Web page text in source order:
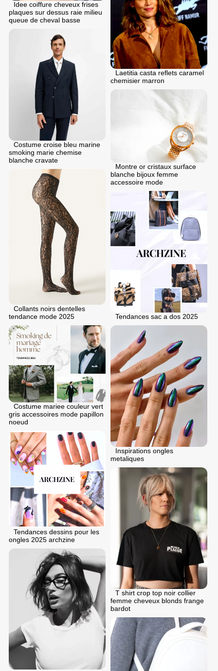
Idee coiffure cheveux frises
plaques sur dessus raie milieu
queue de cheval basse
Laetitia casta reflets caramel
chemisier marron
Costume croise bleu marine
smoking marie chemise
blanche cravate
Montre or cristaux surface
blanche bijoux femme
accessoire mode
Collants noirs dentelles
tendance mode 2025
Tendances sac a dos 2025
Inspirations ongles
metaliques
Costume mariee couleur vert
gris accessoires mode papillon
noeud
Tendances dessins pour les
ongles 2025 archzine
T shirt crop top noir collier
femme cheveux blonds frange
bardot